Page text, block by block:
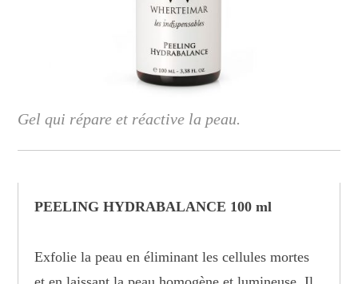
Gel qui répare et réactive la peau.
PEELING HYDRABALANCE 100 ml
Exfolie la peau en éliminant les cellules mortes